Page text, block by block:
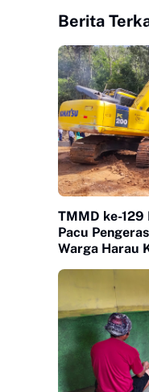
Berita
TMMD ke-
Pacu
Warga Harau